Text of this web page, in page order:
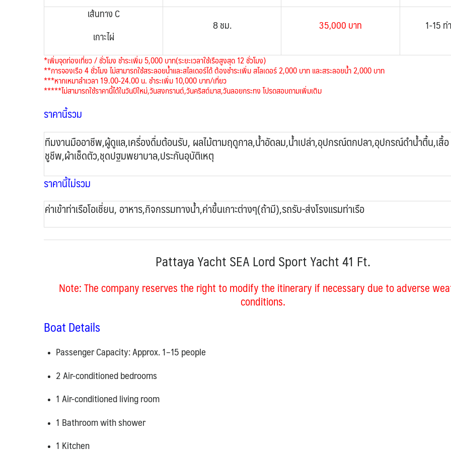
เส้นทาง C
เกาะไผ่
8 ชม. 35,000 บาท 1-15 ท่
*เพิ่มจุดท่องเที่ยว / ชั่วโมง ชำระเพิ่ม 5,000 บาท(ระยะเวลาใช้เรือสูงสุด 12 ชั่วโมง)
**การจองเรือ 4 ชั่วโมง ไม่สามารถใช้สระลอยน้ำและสไลเดอร์ได้ ต้องชำระเพิ่ม สไลเดอร์ 2,000 บาท และสระลอยน้ำ 2,000 บาท
***หากเหมาลำเวลา 19.00-24.00 น. ชำระเพิ่ม 10,000 บาท/เที่ยว
*****ไม่สามารถใช้ราคานี้ได้ในวันปีใหม่,วันสงกรานต์,วันคริสต์มาส,วันลอยกระทง โปรดสอบถามเพิ่มเติม
ราคานี้รวม
ทีมงานมืออาชีพ,ผู้ดูแล,เครื่องดื่มต้อนรับ, ผลไม้ตามฤดูกาล,น้ำอัดลม,น้ำเปล่า,อุปกรณ์ตกปลา,อุปกรณ์ดำน้ำตื้น,เสื้อ
ชูชีพ,ผ้าเช็ดตัว,ชุดปฐมพยาบาล,ประกันอุบัติเหตุ
ราคานี้ไม่รวม
ค่าเข้าท่าเรือโอเชี่ยน, อาหาร,กิจกรรมทางน้ำ,ค่าขึ้นเกาะต่างๆ(ถ้ามี),รถรับ-ส่งโรงแรมท่าเรือ
Pattaya YachtSEA Lord Sport Yacht 41 Ft.
Note:The company reserves the right to modify the itinerary if necessary due to adverse
conditions.
Boat Details
Passenger Capacity: Approx. 1–15 people
2 Air-conditioned bedrooms
1 Air-conditioned living room
1 Bathroom with shower
1 Kitchen